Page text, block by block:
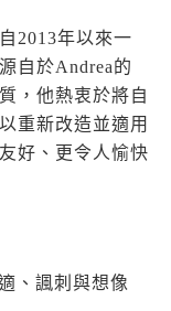
2013年以來一
自於Andrea的
，他熱衷於將自
重新改造並適用
好、更令人愉快
、諷刺與想像